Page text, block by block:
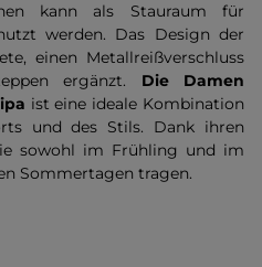
kann als Stauraum für
werden. Das Design der
einen Metallreißverschluss
ergänzt. Die Damen
ist eine ideale Kombination
und des Stils. Dank ihren
sowohl im Frühling und im
Sommertagen tragen.